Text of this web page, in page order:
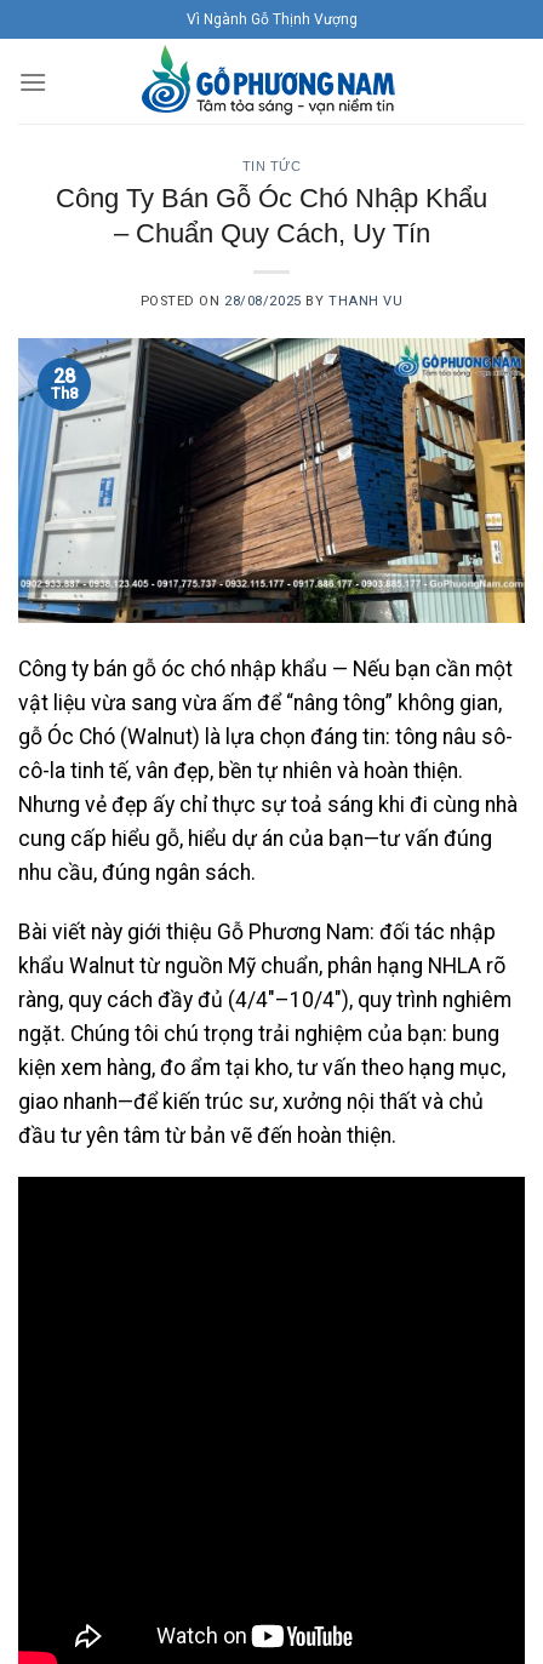
to
content
Vì Ngành Gỗ Thịnh Vượng
TIN TỨC
Công Ty Bán Gỗ Óc Chó Nhập Khẩu
– Chuẩn Quy Cách, Uy Tín
POSTED ON 28/08/2025 BY THANH VU
28
Th8
Công ty bán gỗ óc chó nhập khẩu — Nếu bạn cần một
vật liệu vừa sang vừa ấm để “nâng tông” không gian,
gỗ Óc Chó (Walnut) là lựa chọn đáng tin: tông nâu sô-
cô-la tinh tế, vân đẹp, bền tự nhiên và hoàn thiện.
Nhưng vẻ đẹp ấy chỉ thực sự toả sáng khi đi cùng nhà
cung cấp hiểu gỗ, hiểu dự án của bạn—tư vấn đúng
nhu cầu, đúng ngân sách.
Bài viết này giới thiệu Gỗ Phương Nam: đối tác nhập
khẩu Walnut từ nguồn Mỹ chuẩn, phân hạng NHLA rõ
ràng, quy cách đầy đủ (4/4″–10/4″), quy trình nghiêm
ngặt. Chúng tôi chú trọng trải nghiệm của bạn: bung
kiện xem hàng, đo ẩm tại kho, tư vấn theo hạng mục,
giao nhanh—để kiến trúc sư, xưởng nội thất và chủ
đầu tư yên tâm từ bản vẽ đến hoàn thiện.